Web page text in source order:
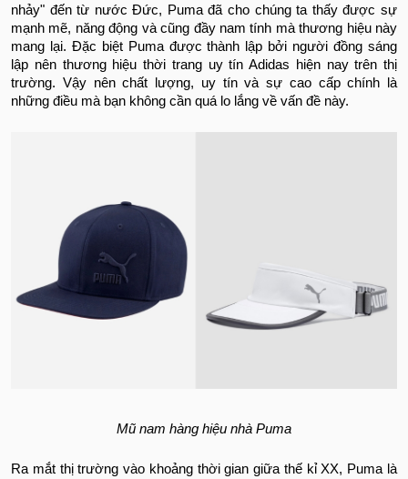
nhảy" đến từ nước Đức, Puma đã cho chúng ta thấy được sự
mạnh mẽ, năng động và cũng đầy nam tính mà thương hiệu này
mang lại. Đặc biệt Puma được thành lập bởi người đồng sáng
lập nên thương hiệu thời trang uy tín Adidas hiện nay trên thị
trường. Vậy nên chất lượng, uy tín và sự cao cấp chính là
những điều mà bạn không cần quá lo lắng về vấn đề này.
Mũ nam hàng hiệu nhà Puma
Ra mắt thị trường vào khoảng thời gian giữa thế kỉ XX, Puma là